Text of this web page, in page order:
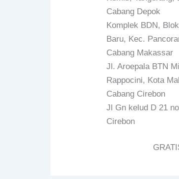
Cabang Depok
Komplek BDN,
Baru, Kec.
Cabang Makassar
Jl. Aroepala BTN
Rappocini, Kota
Cabang Cirebon
Jl Gn kelud D 21
Cirebon